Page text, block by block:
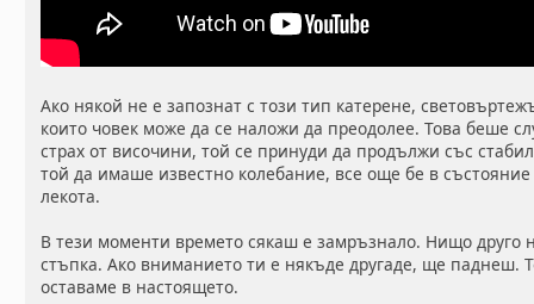
Ако някой не е запознат с този тип катерене,
които човек може да се наложи да преодолее. Това беше
страх от височини, той се принуди да продължи със
той да имаше известно колебание, все още бе в
лекота.
В тези моменти времето сякаш е замръзнало. Нищо друго
стъпка. Ако вниманието ти е някъде другаде, ще паднеш.
оставаме в настоящето.